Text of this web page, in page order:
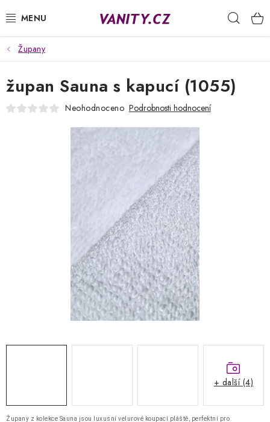
na
KABELKY
SPODNÍ PRÁDLO
PUNČOCHY
Jak nakupovat
Obchodní podmínky
Podmínky ochrany osobních údajů
Napište nám
Reklamace a vrácení zboží
Župany
Župany z kolekce Sauna jsou luxusní velurové koupací pláště, perfektní pro
župan Sauna s kapucí (1055)
Neohodnoceno Podrobnosti hodnocení
+ další (4)